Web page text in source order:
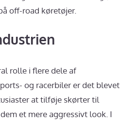
off-road køretøjer.
rolle i flere dele af
og racerbiler er det blevet
at tilføje skørter til
et mere aggressivt look. I